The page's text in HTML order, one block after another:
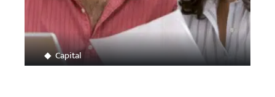
Capital